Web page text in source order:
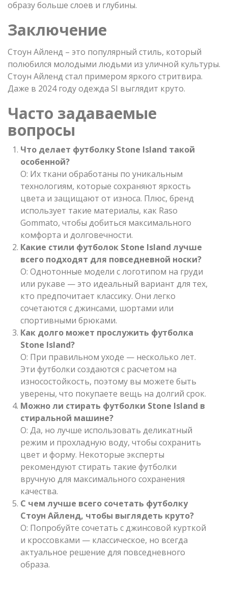
образу больше слоев и глубины.
Заключение
Стоун Айленд – это популярный стиль, который
полюбился молодыми людьми из уличной культуры.
Стоун Айленд стал примером яркого стритвира.
Даже в 2024 году одежда SI выглядит круто.
Часто задаваемые
вопросы
Что делает футболку Stone Island такой
особенной?
О: Их ткани обработаны по уникальным
технологиям, которые сохраняют яркость
цвета и защищают от износа. Плюс, бренд
использует такие материалы, как Raso
Gommato, чтобы добиться максимального
комфорта и долговечности.
Какие стили футболок Stone Island лучше
всего подходят для повседневной носки?
О: Однотонные модели с логотипом на груди
или рукаве — это идеальный вариант для тех,
кто предпочитает классику. Они легко
сочетаются с джинсами, шортами или
спортивными брюками.
Как долго может прослужить футболка
Stone Island?
О: При правильном уходе — несколько лет.
Эти футболки создаются с расчетом на
износостойкость, поэтому вы можете быть
уверены, что покупаете вещь на долгий срок.
Можно ли стирать футболки Stone Island в
стиральной машине?
О: Да, но лучше использовать деликатный
режим и прохладную воду, чтобы сохранить
цвет и форму. Некоторые эксперты
рекомендуют стирать такие футболки
вручную для максимального сохранения
качества.
С чем лучше всего сочетать футболку
Стоун Айленд, чтобы выглядеть круто?
О: Попробуйте сочетать с джинсовой курткой
и кроссовками — классическое, но всегда
актуальное решение для повседневного
образа.